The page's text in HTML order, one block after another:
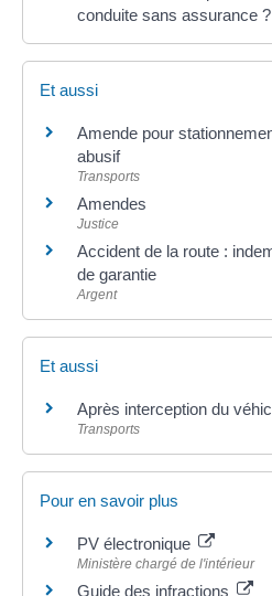
conduite sans assurance ?
Et aussi
Amende pour
abusif
Transports
Amendes
Justice
Accident de la route :
de garantie
Argent
Et aussi
Après interception du
Transports
Pour en savoir plus
PV électronique
Ministère chargé de l'intérieur
Guide des infractions